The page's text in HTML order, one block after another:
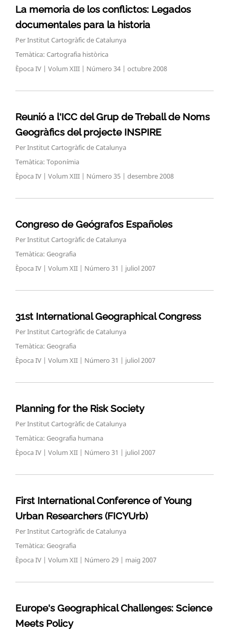
La memoria de los conflictos: Legados
documentales para la historia
Per Institut Cartogràfic de Catalunya
Temàtica: Cartografia històrica
Època IV | Volum XIII | Número 34 | octubre 2008
Reunió a l'ICC del Grup de Treball de Noms
Geogràfics del projecte INSPIRE
Per Institut Cartogràfic de Catalunya
Temàtica: Toponímia
Època IV | Volum XIII | Número 35 | desembre 2008
Congreso de Geógrafos Españoles
Per Institut Cartogràfic de Catalunya
Temàtica: Geografia
Època IV | Volum XII | Número 31 | juliol 2007
31st International Geographical Congress
Per Institut Cartogràfic de Catalunya
Temàtica: Geografia
Època IV | Volum XII | Número 31 | juliol 2007
Planning for the Risk Society
Per Institut Cartogràfic de Catalunya
Temàtica: Geografia humana
Època IV | Volum XII | Número 31 | juliol 2007
First International Conference of Young
Urban Researchers (FICYUrb)
Per Institut Cartogràfic de Catalunya
Temàtica: Geografia
Època IV | Volum XII | Número 29 | maig 2007
Europe's Geographical Challenges: Science
Meets Policy